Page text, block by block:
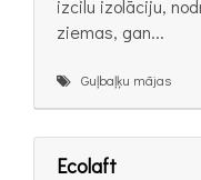
izcilu izolāciju,
ziemas, gan...
Guļbaļķu mājas
Ecolaft